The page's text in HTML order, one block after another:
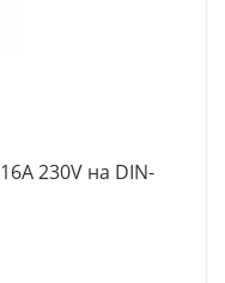
230V на DIN-